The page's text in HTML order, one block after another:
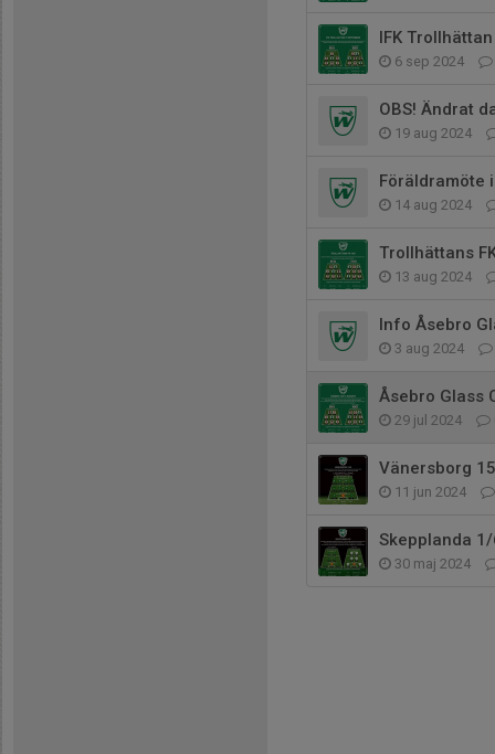
IFK
6 sep 2024
OBS! Ändrat
19 aug 2024
Föräldramöte
14 aug 2024
Trollhättans
13 aug 2024
Info Åsebro
3 aug 2024
Åsebro Glass
29 jul 2024
Vänersborg
11 jun 2024
Skepplanda
30 maj 2024